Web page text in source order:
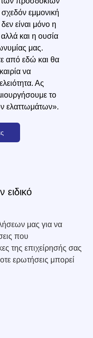
εμμονική
είναι μόνο η
και η ουσία
μας.
από εδώ και θα
να
Ας
το
ελαττωμάτων».
ειδικό
μας για να
που
της επιχείρησής σας
ερωτήσεις μπορεί